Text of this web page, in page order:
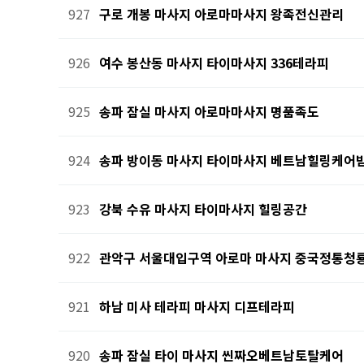
927 구로 개봉 마사지 아로마마사지 왕족전신관리
926 여수 봉산동 마사지 타이마사지 336테라피
925 송파 잠실 마사지 아로마마사지 명품족도
924 송파 방이동 마사지 타이마사지 베트남힐링케어
923 강북 수유 마사지 타이마사지 힐링공간
922 관악구 서울대입구역 아로마 마사지 중국정통청
921 하남 미사 테라피 마사지 디프테라피
920 송파 잠실 타이 마사지 씬짜오베트남토탈케어